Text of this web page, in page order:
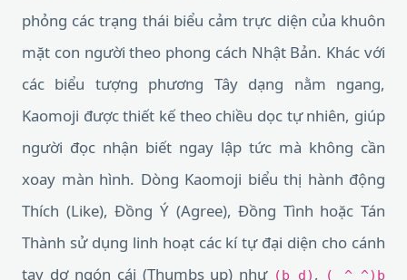
phỏng các trạng thái biểu cảm trực diện của khuôn
mặt con người theo phong cách Nhật Bản. Khác với
các biểu tượng phương Tây dạng nằm ngang,
Kaomoji được thiết kế theo chiều dọc tự nhiên, giúp
người đọc nhận biết ngay lập tức mà không cần
xoay màn hình. Dòng Kaomoji biểu thị hành động
Thích (Like), Đồng Ý (Agree), Đồng Tình hoặc Tán
Thành sử dụng linh hoạt các kí tự đại diện cho cánh
tay dơ ngón cái (Thumbs up) như (b_d) , ( ^_^)b